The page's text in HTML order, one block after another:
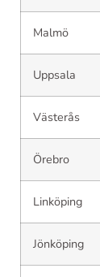
Malmö
Uppsala
Västerås
Örebro
Linköping
Jönköping